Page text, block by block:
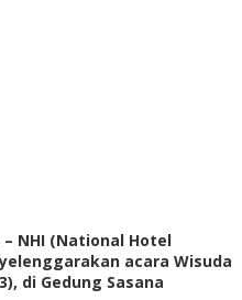
NHI (National Hotel
acara Wisuda
di Gedung Sasana